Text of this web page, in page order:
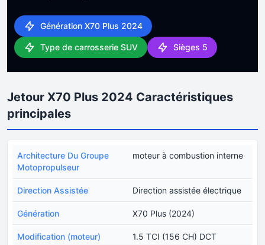
Génération X70 Plus 2024
Type de carrosserie SUV Sièges 5
Jetour X70 Plus 2024 Caractéristiques
principales
Architecture Du Groupe
Motopropulseur
moteur à combustion interne
Direction Assistée Direction assistée électrique
Génération X70 Plus (2024)
Modification (moteur) 1.5 TCI (156 CH) DCT